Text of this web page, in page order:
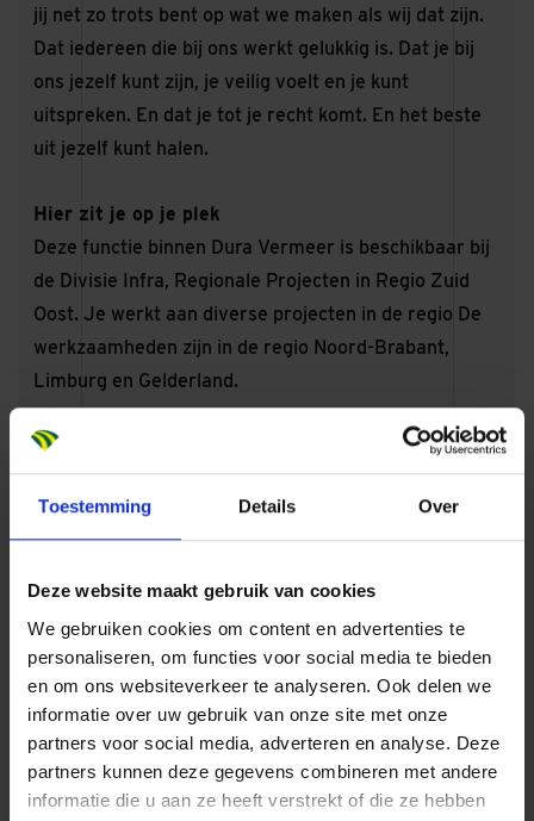
Toestemming Details Over
Deze website maakt gebruik van cookies
We gebruiken cookies om content en advertenties te
personaliseren, om functies voor social media te bieden
en om ons websiteverkeer te analyseren. Ook delen we
informatie over uw gebruik van onze site met onze
partners voor social media, adverteren en analyse. Deze
partners kunnen deze gegevens combineren met andere
informatie die u aan ze heeft verstrekt of die ze hebben
jij net zo trots bent op wat we maken als wij dat zijn.
Dat iedereen die bij ons werkt gelukkig is. Dat je bij
ons jezelf kunt zijn, je veilig voelt en je kunt
uitspreken. En dat je tot je recht komt. En het beste
uit jezelf kunt halen.
Hier zit je op je plek
Deze functie binnen Dura Vermeer is beschikbaar bij
de Divisie Infra, Regionale Projecten in Regio Zuid
Oost. Je werkt aan diverse projecten in de regio De
werkzaamheden zijn in de regio Noord-Brabant,
Limburg en Gelderland.
Dit breng je mee
wil je een nieuwe carrière starten? We staan open
voor elke werkervaring, met de juiste inzet en
ambities kun je bij ons aan de slag!
Verder:
Heb je affiniteit met techniek en wil je in de praktijk
ervaring opdoen.
Ben je bereid om ‘s nachts en in de weekenden te